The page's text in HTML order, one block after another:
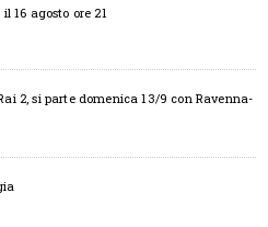
16 agosto ore 21
2, si parte domenica 13/9 con Ravenna-